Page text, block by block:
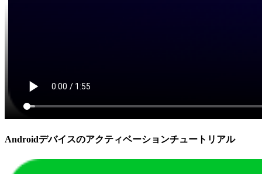
Androidデバイスのアクティベーションチュートリアル